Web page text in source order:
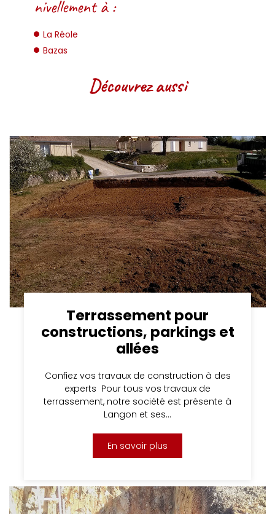
nivellement à :
La Réole
Bazas
Découvrez aussi
Terrassement pour
constructions, parkings et
allées
Confiez vos travaux de construction à des
experts Pour tous vos travaux de
terrassement, notre société est présente à
Langon et ses…
En savoir plus